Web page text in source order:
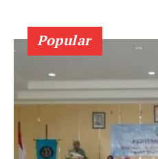
Popular